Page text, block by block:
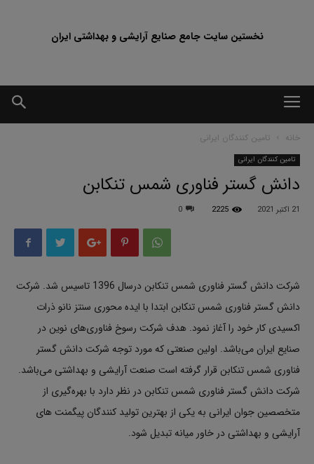
نخستین سایت جامع صنایع آرایشی و بهداشتی ایران
خانه تامین کنندگان ایرانی
تامین کنندگان ایرانی
دانش گستر فناوری شمس تنکابن
21 اکتبر 2021 2225
0
شرکت دانش گستر فناوری شمس تنکابن درسال 1396 تاسیس شد. شرکت
دانش گستر فناوری شمس تنکابن ابتدا با ایده محوری سنتز نانو ذرات
اکسیدی کار خود را آغاز نمود. هدف شرکت رسوخ فناوری‌های نوین در
صنایع ایران می‌باشد. اولین صنعتی که مورد توجه شرکت دانش گستر
فناوری شمس تنکابن قرار گرفته است صنعت آرایشی و بهداشتی می‌باشد.
شرکت دانش گستر فناوری شمس تنکابن در نظر دارد با بهره‌گیری از
متخصصین جوان ایرانی به یکی از بهترین تولید کنندگان پیگمنت های
آرایشی و بهداشتی در خاور میانه تبدیل شود.